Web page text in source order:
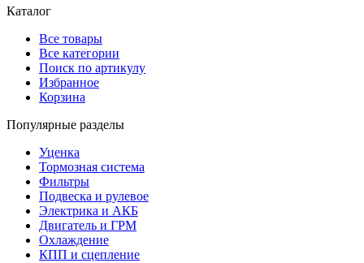
Каталог
Все товары
Все категории
Поиск по артикулу
Избранное
Корзина
Популярные разделы
Уценка
Тормозная система
Фильтры
Подвеска и рулевое
Электрика и АКБ
Двигатель и ГРМ
Охлаждение
КПП и сцепление